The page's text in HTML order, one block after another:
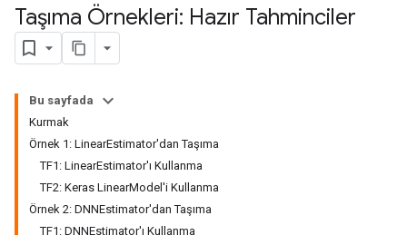
Taşıma Örnekleri: Hazır Tahminciler
Bu sayfada
Kurmak
Örnek 1: LinearEstimator'dan Taşıma
TF1: LinearEstimator'ı Kullanma
TF2: Keras LinearModel'i Kullanma
Örnek 2: DNNEstimator'dan Taşıma
TF1: DNNEstimator'ı Kullanma